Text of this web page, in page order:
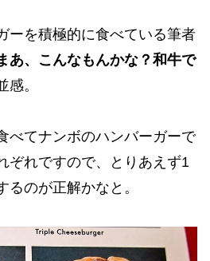
ーを積極的に食べている筆者
あ、こんなもんかな？和牛で
感。
べてナンボのハンバーガーで
ぞれですので、とりあえず1
るのが正解かなと。